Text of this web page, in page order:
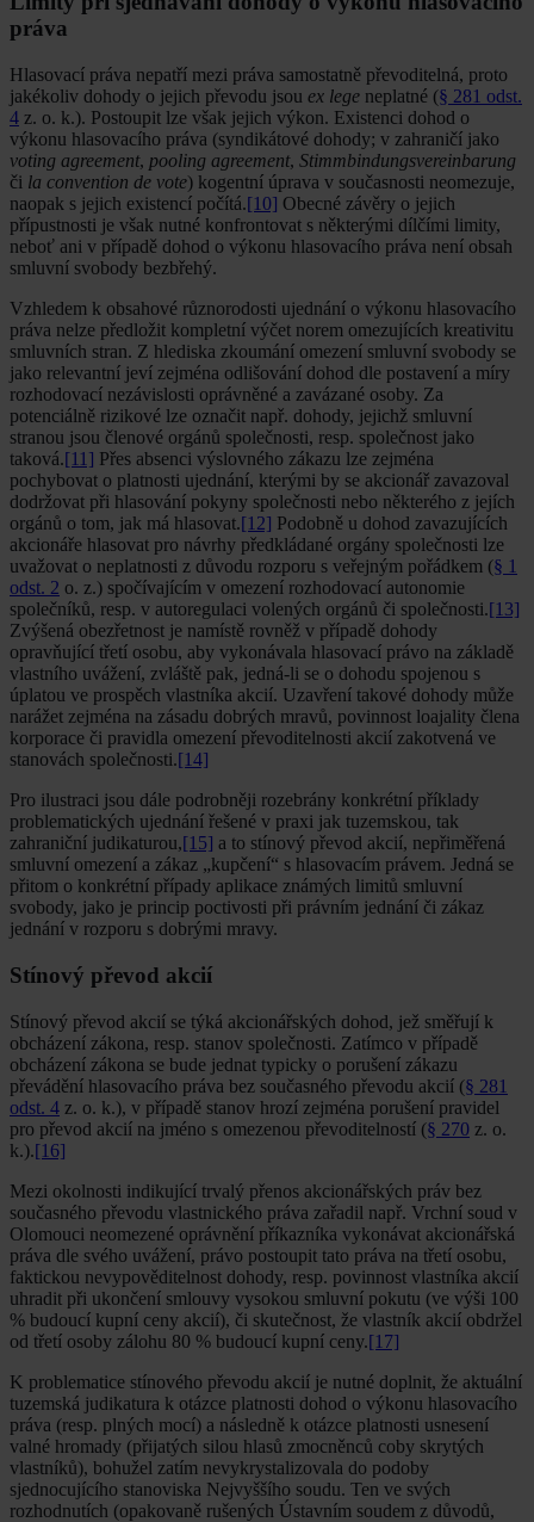
práva
Hlasovací práva nepatří mezi práva samostatně převoditelná, proto
jakékoliv dohody o jejich převodu jsou ex lege neplatné (§ 281 odst.
4 z. o. k.). Postoupit lze však jejich výkon. Existenci dohod o
výkonu hlasovacího práva (syndikátové dohody; v zahraničí jako
voting agreement, pooling agreement, Stimmbindungsvereinbarung
či la convention de vote) kogentní úprava v současnosti neomezuje,
naopak s jejich existencí počítá.[10] Obecné závěry o jejich
přípustnosti je však nutné konfrontovat s některými dílčími limity,
neboť ani v případě dohod o výkonu hlasovacího práva není obsah
smluvní svobody bezbřehý.
Vzhledem k obsahové různorodosti ujednání o výkonu hlasovacího
práva nelze předložit kompletní výčet norem omezujících kreativitu
smluvních stran. Z hlediska zkoumání omezení smluvní svobody se
jako relevantní jeví zejména odlišování dohod dle postavení a míry
rozhodovací nezávislosti oprávněné a zavázané osoby. Za
potenciálně rizikové lze označit např. dohody, jejichž smluvní
stranou jsou členové orgánů společnosti, resp. společnost jako
taková.[11] Přes absenci výslovného zákazu lze zejména
pochybovat o platnosti ujednání, kterými by se akcionář zavazoval
dodržovat při hlasování pokyny společnosti nebo některého z jejích
orgánů o tom, jak má hlasovat.[12] Podobně u dohod zavazujících
akcionáře hlasovat pro návrhy předkládané orgány společnosti lze
uvažovat o neplatnosti z důvodu rozporu s veřejným pořádkem (§ 1
odst. 2 o. z.) spočívajícím v omezení rozhodovací autonomie
společníků, resp. v autoregulaci volených orgánů či společnosti.[13]
Zvýšená obezřetnost je namístě rovněž v případě dohody
opravňující třetí osobu, aby vykonávala hlasovací právo na základě
vlastního uvážení, zvláště pak, jedná-li se o dohodu spojenou s
úplatou ve prospěch vlastníka akcií. Uzavření takové dohody může
narážet zejména na zásadu dobrých mravů, povinnost loajality člena
korporace či pravidla omezení převoditelnosti akcií zakotvená ve
stanovách společnosti.[14]
Pro ilustraci jsou dále podrobněji rozebrány konkrétní příklady
problematických ujednání řešené v praxi jak tuzemskou, tak
zahraniční judikaturou,[15] a to stínový převod akcií, nepřiměřená
smluvní omezení a zákaz „kupčení“ s hlasovacím právem. Jedná se
přitom o konkrétní případy aplikace známých limitů smluvní
svobody, jako je princip poctivosti při právním jednání či zákaz
jednání v rozporu s dobrými mravy.
Stínový převod akcií
Stínový převod akcií se týká akcionářských dohod, jež směřují k
obcházení zákona, resp. stanov společnosti. Zatímco v případě
obcházení zákona se bude jednat typicky o porušení zákazu
převádění hlasovacího práva bez současného převodu akcií (§ 281
odst. 4 z. o. k.), v případě stanov hrozí zejména porušení pravidel
pro převod akcií na jméno s omezenou převoditelností (§ 270 z. o.
k.).[16]
Mezi okolnosti indikující trvalý přenos akcionářských práv bez
současného převodu vlastnického práva zařadil např. Vrchní soud v
Olomouci neomezené oprávnění příkazníka vykonávat akcionářská
práva dle svého uvážení, právo postoupit tato práva na třetí osobu,
faktickou nevypověditelnost dohody, resp. povinnost vlastníka akcií
uhradit při ukončení smlouvy vysokou smluvní pokutu (ve výši 100
% budoucí kupní ceny akcií), či skutečnost, že vlastník akcií obdržel
od třetí osoby zálohu 80 % budoucí kupní ceny.[17]
K problematice stínového převodu akcií je nutné doplnit, že aktuální
tuzemská judikatura k otázce platnosti dohod o výkonu hlasovacího
práva (resp. plných mocí) a následně k otázce platnosti usnesení
valné hromady (přijatých silou hlasů zmocněnců coby skrytých
vlastníků), bohužel zatím nevykrystalizovala do podoby
sjednocujícího stanoviska Nejvyššího soudu. Ten ve svých
rozhodnutích (opakovaně rušených Ústavním soudem z důvodů,